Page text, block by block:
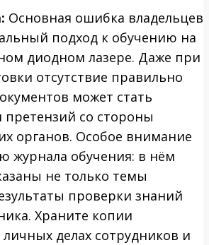
Основная ошибка владельцев
подход к обучению на
диодном лазере. Даже при
отсутствие правильно
может стать
претензий со стороны
органов. Особое внимание
журнала обучения: в нём
не только темы
проверки знаний
Храните копии
делах сотрудников и